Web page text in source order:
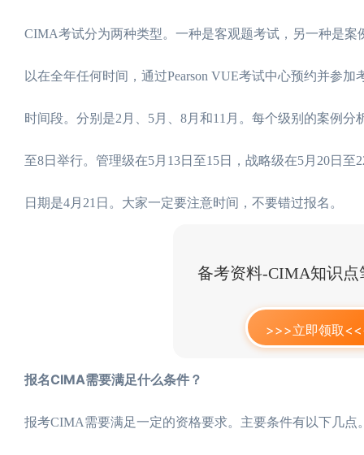
CIMA考试分为两种类型。一种是客观题考试，另一种是
以在全年任何时间，通过Pearson VUE考试中心预约并参
时间段。分别是2月、5月、8月和11月。每个级别的案例
至8日举行。管理级在5月13日至15日，战略级在5月20日
日期是4月21日。大家一定要注意时间，不要错过报名。
备考资料-CIMA知识点
>>>立即领取
报名CIMA需要满足什么条件？
报考CIMA需要满足一定的资格要求。主要条件有以下几